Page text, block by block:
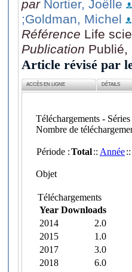
par Nortier, Joëlle
;Goldman, Michel
Référence Life
Publication Publié,
Article révisé par
ACCÈS EN LIGNE DÉTAILS